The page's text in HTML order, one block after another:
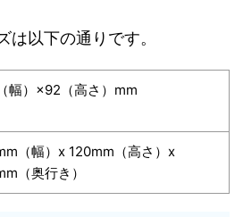
は以下の通りです。
幅）×92（高さ）mm
（幅）x 120mm（高さ）x
（奥行き）